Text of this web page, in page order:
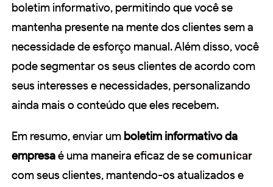
boletim informativo, permitindo que você se
mantenha presente na mente dos clientes sem a
necessidade de esforço manual. Além disso, você
pode segmentar os seus clientes de acordo com
seus interesses e necessidades, personalizando
ainda mais o conteúdo que eles recebem.
Em resumo, enviar um boletim informativo da
empresaé uma maneira eficaz de secomunicar
com seus clientes, mantendo-os atualizados e